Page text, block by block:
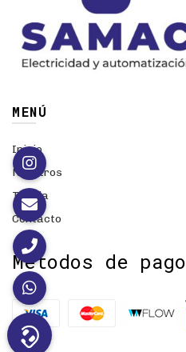
MENÚ
Inicio
Nosotros
Tienda
Contacto
Métodos de pago